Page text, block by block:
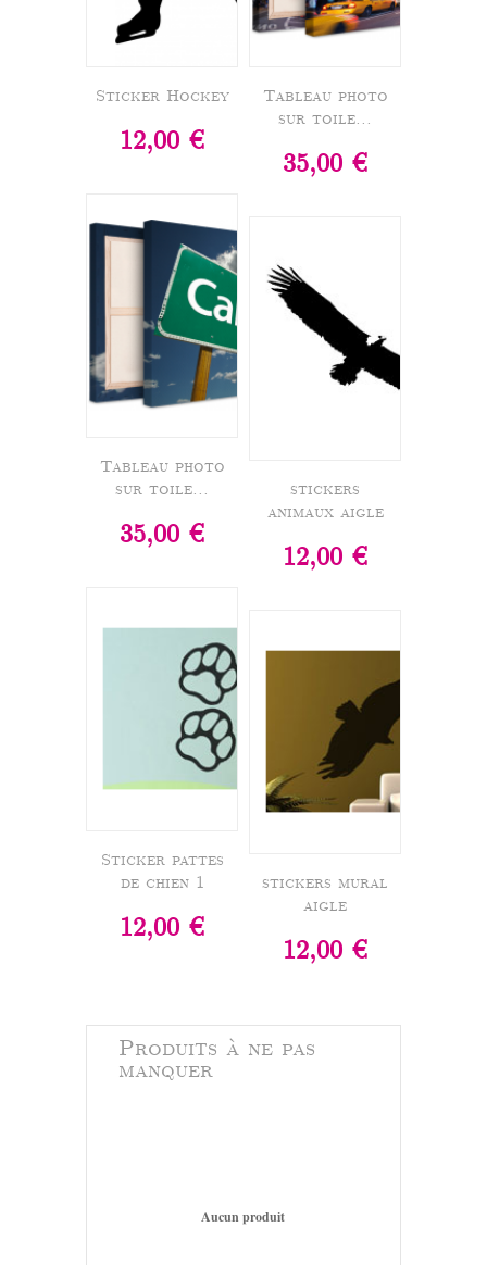
Sticker Hockey
12,00 €
Tableau photo
sur toile...
35,00 €
Tableau photo
sur toile...
35,00 €
stickers
animaux aigle
12,00 €
Sticker pattes
de chien 1
12,00 €
stickers mural
aigle
12,00 €
Produits à ne pas
manquer
Aucun produit